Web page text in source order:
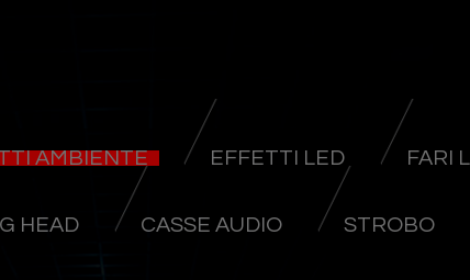
AMBIENTE EFFETTI LED FARI
HEAD CASSE AUDIO STROBO